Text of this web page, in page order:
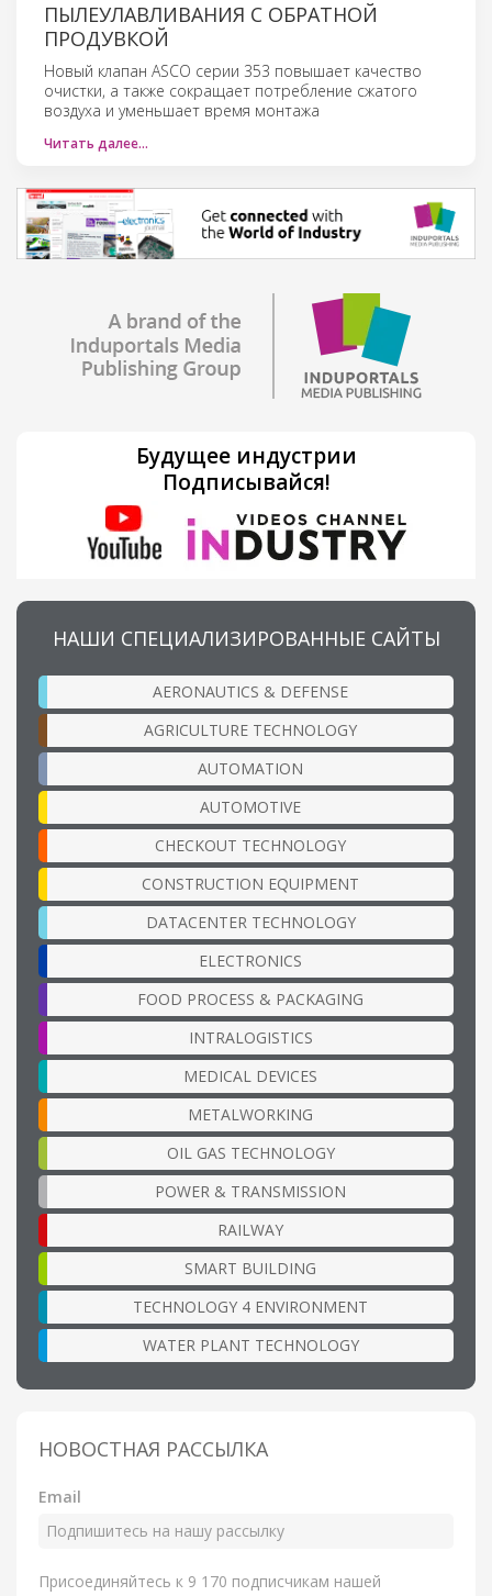
ПЫЛЕУЛАВЛИВАНИЯ С ОБРАТНОЙ
ПРОДУВКОЙ
Новый клапан ASCO серии 353 повышает качество
очистки, а также сокращает потребление сжатого
воздуха и уменьшает время монтажа
Читать далее…
Будущее индустрии
Подписывайся!
НАШИ СПЕЦИАЛИЗИРОВАННЫЕ САЙТЫ
AERONAUTICS & DEFENSE
AGRICULTURE TECHNOLOGY
AUTOMATION
AUTOMOTIVE
CHECKOUT TECHNOLOGY
CONSTRUCTION EQUIPMENT
DATACENTER TECHNOLOGY
ELECTRONICS
FOOD PROCESS & PACKAGING
INTRALOGISTICS
MEDICAL DEVICES
METALWORKING
OIL GAS TECHNOLOGY
POWER & TRANSMISSION
RAILWAY
SMART BUILDING
TECHNOLOGY 4 ENVIRONMENT
WATER PLANT TECHNOLOGY
НОВОСТНАЯ РАССЫЛКА
Email
Присоединяйтесь к 9 170 подписчикам нашей